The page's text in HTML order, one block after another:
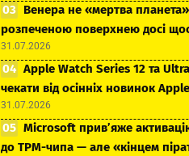
Венера не «мертва
розпеченою поверхнею досі
31.07.2026
Apple Watch Series 12 та
чекати від осінніх новинок Apple
31.07.2026
Microsoft прив’яже
до TPM-чипа — але «кінцем